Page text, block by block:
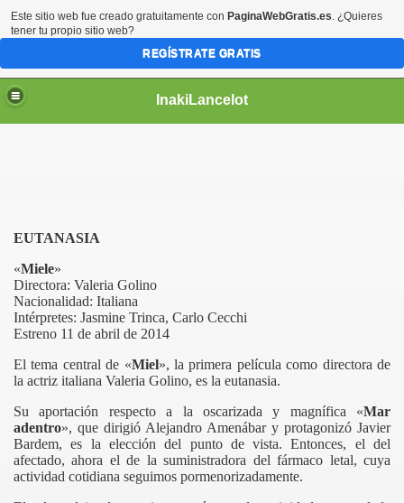
InakiLancelot
EUTANASIA
«Miele»
Directora: Valeria Golino
Nacionalidad: Italiana
Intérpretes: Jasmine Trinca, Carlo Cecchi
Estreno 11 de abril de 2014
El tema central de «Miel», la primera película como directora de
la actriz italiana Valeria Golino, es la eutanasia.
Su aportación respecto a la oscarizada y magnífica «Mar
adentro», que dirigió Alejandro Amenábar y protagonizó Javier
Bardem, es la elección del punto de vista. Entonces, el del
afectado, ahora el de la suministradora del fármaco letal, cuya
actividad cotidiana seguimos pormenorizadamente.
Este sitio web fue creado gratuitamente con PaginaWebGratis.es. ¿Quieres
tener tu propio sitio web?
REGÍSTRATE GRATIS